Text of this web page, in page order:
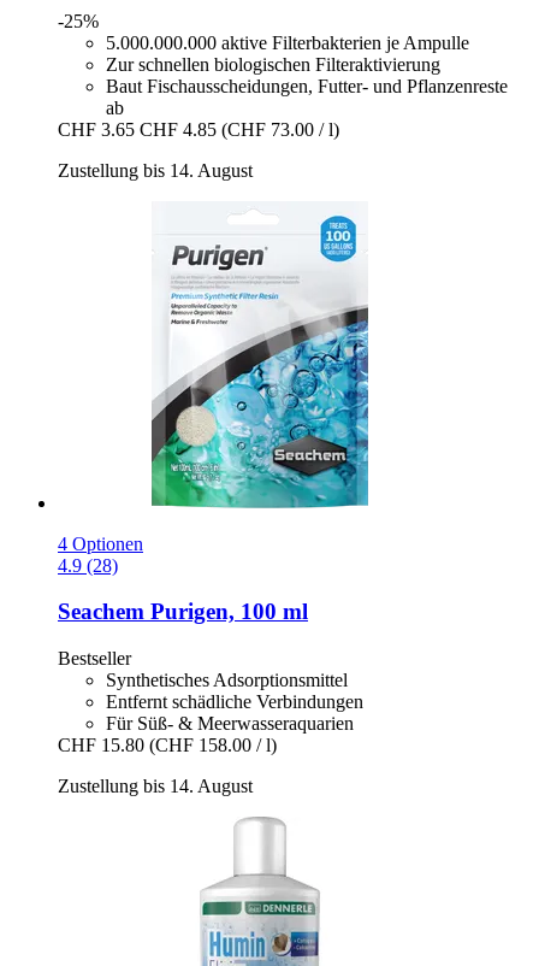
-25%
5.000.000.000 aktive Filterbakterien je Ampulle
Zur schnellen biologischen Filteraktivierung
Baut Fischausscheidungen, Futter- und Pflanzenreste
ab
CHF 3.65 CHF 4.85 (CHF 73.00 / l)
Zustellung bis 14. August
4 Optionen
4.9 (28)
Seachem Purigen, 100 ml
Bestseller
Synthetisches Adsorptionsmittel
Entfernt schädliche Verbindungen
Für Süß- & Meerwasseraquarien
CHF 15.80 (CHF 158.00 / l)
Zustellung bis 14. August